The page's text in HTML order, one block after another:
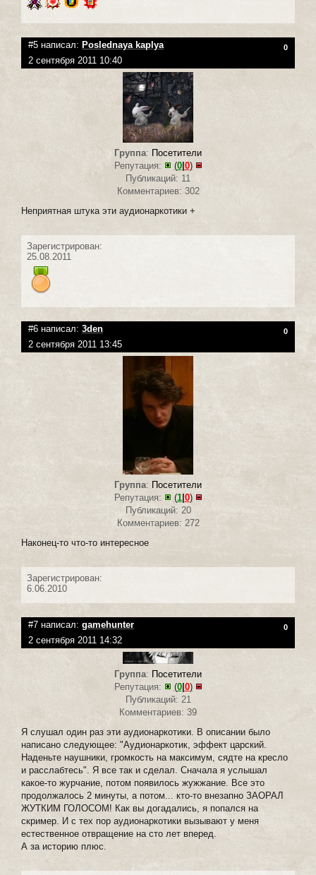
#5 написал: Poslednaya kaplya 0
2 сентября 2011 10:40
Группа: Посетители
Репутация:
(0| 0)
Публикаций: 11
Комментариев: 302
Неприятная штука эти аудионаркотики +
Зарегистрирован:
25.08.2011
#6 написал: 3den 0
2 сентября 2011 13:45
Группа: Посетители
Репутация:
(1| 0)
Публикаций: 20
Комментариев: 272
Наконец-то что-то интересное
Зарегистрирован:
6.06.2010
#7 написал: gamehunter 0
2 сентября 2011 14:32
Группа: Посетители
Репутация:
(0| 0)
Публикаций: 21
Комментариев: 39
Я слушал один раз эти аудионаркотики. В описании было
написано следующее: "Аудионаркотик, эффект царский.
Наденьте наушники, громкость на максимум, сядте на кресло
и расслабтесь". Я все так и сделал. Сначала я услышал
какое-то журчание, потом появилось жужжание. Все это
продолжалось 2 минуты, а потом... кто-то внезапно ЗАОРАЛ
ЖУТКИМ ГОЛОСОМ! Как вы догадались, я попался на
скример. И с тех пор аудионаркотики вызывают у меня
естественное отвращение на сто лет вперед.
А за историю плюс.